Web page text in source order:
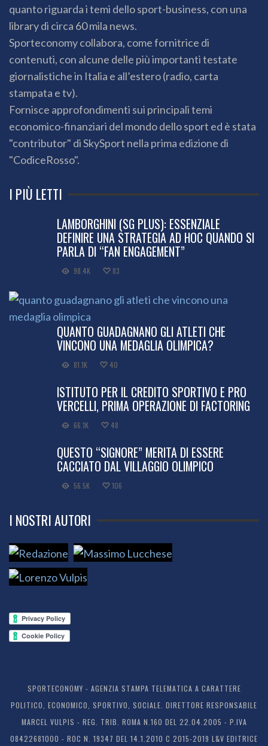
quanto riguarda i temi dello sport-business, con una
library di circa 60 mila news.
Sporteconomy collabora, come fornitrice di
contenuti, con alcune delle più importanti testate
giornalistiche in Italia e all’estero (radio, carta
stampata e tv).
Fornisce approfondimenti sui principali temi
economico-finanziari del mondo dello sport ed è stata
"contributor" di SkySport nella prima edizione di
"CodiceRosso".
I PIÙ LETTI
LAMBORGHINI (SG PLUS): ESSENZIALE
DEFINIRE UNA STRATEGIA AD HOC QUANDO SI
PARLA DI “FAN ENGAGEMENT”
98.4K 83
QUANTO GUADAGNANO GLI ATLETI CHE
VINCONO UNA MEDAGLIA OLIMPICA?
81.1K 40
ISTITUTO PER IL CREDITO SPORTIVO E PRO
VERCELLI, PRIMA OPERAZIONE DI FACTORING
66.1K 48
QUESTO “SIGNORE” MERITA DI ESSERE
CACCIATO DAL VILLAGGIO OLIMPICO
56.5K 106
I NOSTRI AUTORI
SPORTECONOMY - AGENZIA STAMPA TELEMATICA A CARATTERE
POLITICO, ECONOMICO, SPORTIVO, SOCIALE. DIRETTORE RESPONSABILE
MARCEL VULPIS - REG. TRIB. ROMA N.160 DEL 22.04.2005 - P.IVA
08422681000 - ROC N. 19347 DEL 14.1.2010 C 2015-2019 L&V EDITRICE